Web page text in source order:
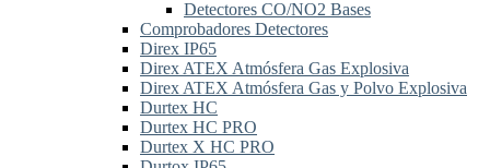
Detectores CO/NO2 Bases
Comprobadores Detectores
Direx IP65
Direx ATEX Atmósfera Gas Explosiva
Direx ATEX Atmósfera Gas y Polvo Explosiva
Durtex HC
Durtex HC PRO
Durtex X HC PRO